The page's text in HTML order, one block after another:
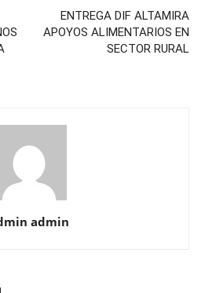
ENTREGA DIF ALTAMIRA
APOYOS ALIMENTARIOS EN
SECTOR RURAL
admin